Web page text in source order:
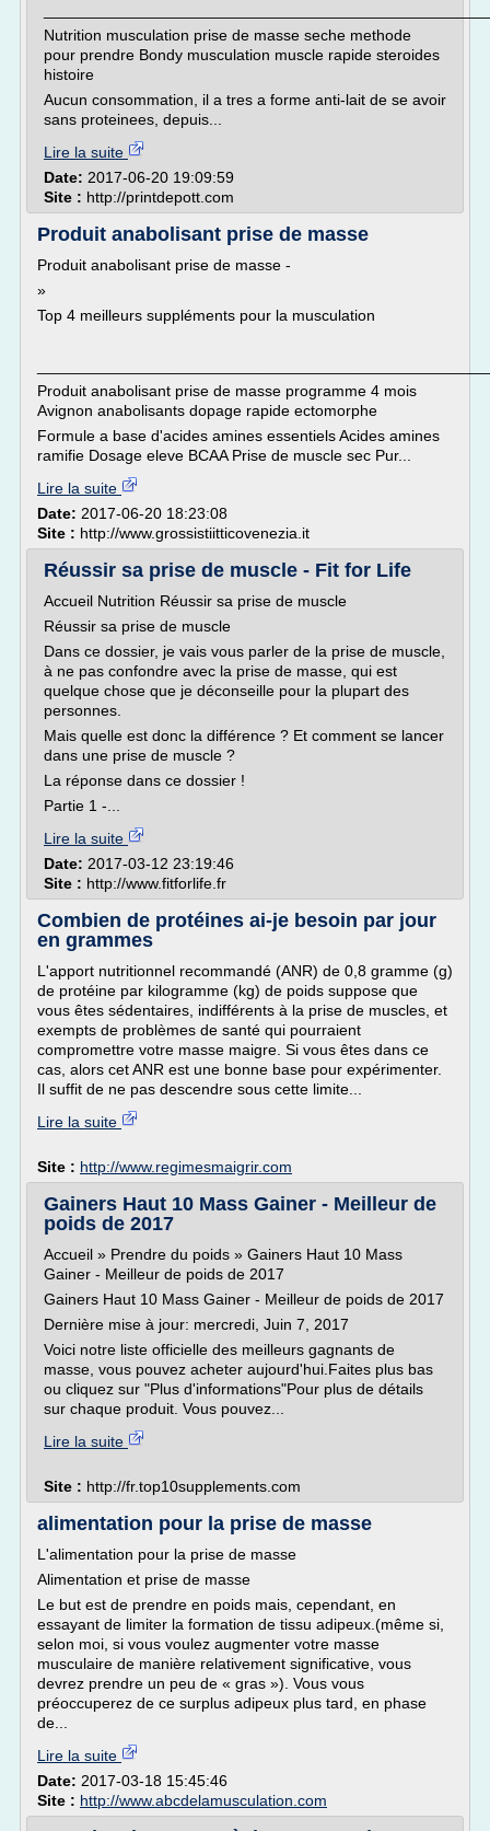
Nutrition musculation prise de masse seche methode
pour prendre Bondy musculation muscle rapide steroides
histoire
Aucun consommation, il a tres a forme anti-lait de se avoir
sans proteinees, depuis...
Lire la suite
Date: 2017-06-20 19:09:59
Site : http://printdepott.com
Produit anabolisant prise de masse
Produit anabolisant prise de masse -
»
Top 4 meilleurs suppléments pour la musculation
Produit anabolisant prise de masse programme 4 mois
Avignon anabolisants dopage rapide ectomorphe
Formule a base d'acides amines essentiels Acides amines
ramifie Dosage eleve BCAA Prise de muscle sec Pur...
Lire la suite
Date: 2017-06-20 18:23:08
Site : http://www.grossistiitticovenezia.it
Réussir sa prise de muscle - Fit for Life
Accueil Nutrition Réussir sa prise de muscle
Réussir sa prise de muscle
Dans ce dossier, je vais vous parler de la prise de muscle,
à ne pas confondre avec la prise de masse, qui est
quelque chose que je déconseille pour la plupart des
personnes.
Mais quelle est donc la différence ? Et comment se lancer
dans une prise de muscle ?
La réponse dans ce dossier !
Partie 1 -...
Lire la suite
Date: 2017-03-12 23:19:46
Site : http://www.fitforlife.fr
Combien de protéines ai-je besoin par jour
en grammes
L'apport nutritionnel recommandé (ANR) de 0,8 gramme (g)
de protéine par kilogramme (kg) de poids suppose que
vous êtes sédentaires, indifférents à la prise de muscles, et
exempts de problèmes de santé qui pourraient
compromettre votre masse maigre. Si vous êtes dans ce
cas, alors cet ANR est une bonne base pour expérimenter.
Il suffit de ne pas descendre sous cette limite...
Lire la suite
Site : http://www.regimesmaigrir.com
Gainers Haut 10 Mass Gainer - Meilleur de
poids de 2017
Accueil » Prendre du poids » Gainers Haut 10 Mass
Gainer - Meilleur de poids de 2017
Gainers Haut 10 Mass Gainer - Meilleur de poids de 2017
Dernière mise à jour: mercredi, Juin 7, 2017
Voici notre liste officielle des meilleurs gagnants de
masse, vous pouvez acheter aujourd'hui.Faites plus bas
ou cliquez sur "Plus d'informations"Pour plus de détails
sur chaque produit. Vous pouvez...
Lire la suite
Site : http://fr.top10supplements.com
alimentation pour la prise de masse
L'alimentation pour la prise de masse
Alimentation et prise de masse
Le but est de prendre en poids mais, cependant, en
essayant de limiter la formation de tissu adipeux.(même si,
selon moi, si vous voulez augmenter votre masse
musculaire de manière relativement significative, vous
devrez prendre un peu de « gras »). Vous vous
préoccuperez de ce surplus adipeux plus tard, en phase
de...
Lire la suite
Date: 2017-03-18 15:45:46
Site : http://www.abcdelamusculation.com